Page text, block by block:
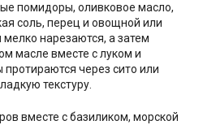
помидоры, оливковое масло,
соль, перец и овощной или
нарезаются, а затем
масле вместе с луком и
через сито или
текстуру.
вместе с базиликом, морской